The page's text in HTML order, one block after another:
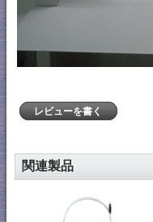
レビューを書く
関連製品